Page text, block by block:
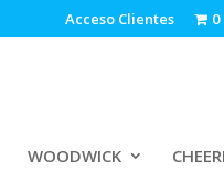
Acceso Clientes
WOODWICK